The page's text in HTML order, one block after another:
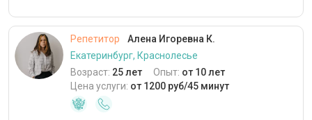
Репетитор
Алена Игоревна К.
Екатеринбург, Краснолесье
Возраст: 25 лет Опыт: от 10 лет
Цена услуги: от 1200 руб/45 минут